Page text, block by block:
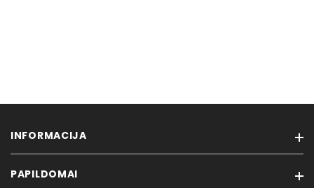
INFORMACIJA
Prisijungti
PAPILDOMAI